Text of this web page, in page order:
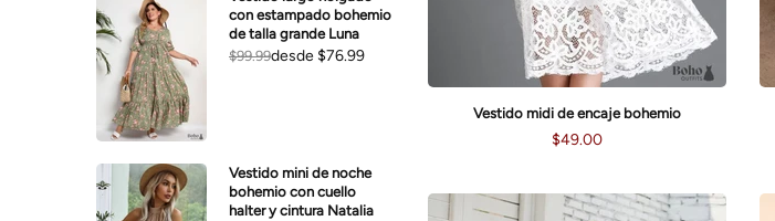
con estampado bohemio
de talla grande Luna
$99.99desde $76.99
Vestido mini de noche
bohemio con cuello
halter y cintura Natalia
Vestido midi de encaje bohemio
$49.00